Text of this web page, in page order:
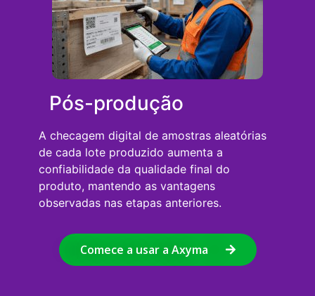
Pós-produção
A checagem digital de amostras aleatórias
de cada lote produzido aumenta a
confiabilidade da qualidade final do
produto, mantendo as vantagens
observadas nas etapas anteriores.
Comece a usar a Axyma